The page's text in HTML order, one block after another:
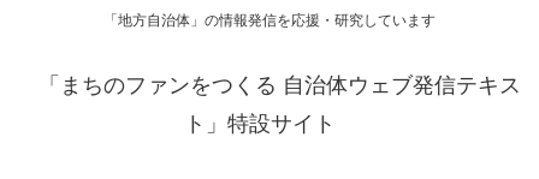
「地方自治体」の情報発信を応援・研究しています
「まちのファンをつくる 自治体ウェブ発信テキス
ト」特設サイト